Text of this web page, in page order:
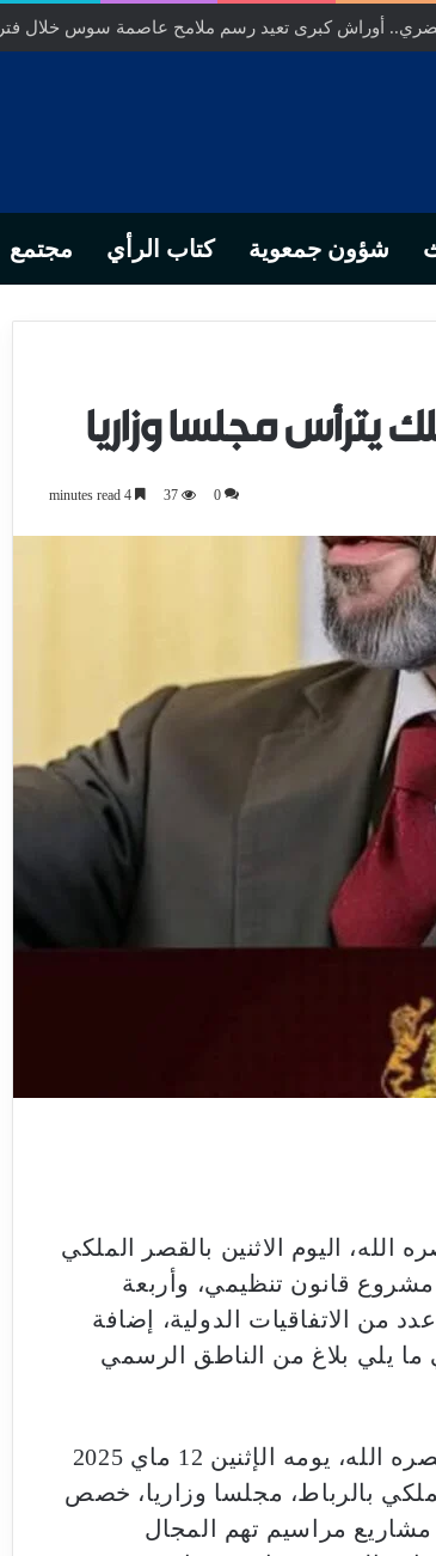
المحلي إلى رهانات التشريع وبصمة رجل أعمال ناجح
شؤون جمعوية كتاب الرأي مجتمع
يترأس مجلسا وزاريا
0
37
اليوم الاثنين بالقصر الملكي
قانون تنظيمي، وأربعة
من الاتفاقيات الدولية، إضافة
ما يلي بلاغ من الناطق الرسمي
“ترأس صاحب الجلالة الملك محمد السادس، نصره الله، يومه الإثنين 12 ماي 2025
1446هـ، بالقصر الملكي بالرباط، مجلسا وزاريا، خصص
مراسيم تهم المجال